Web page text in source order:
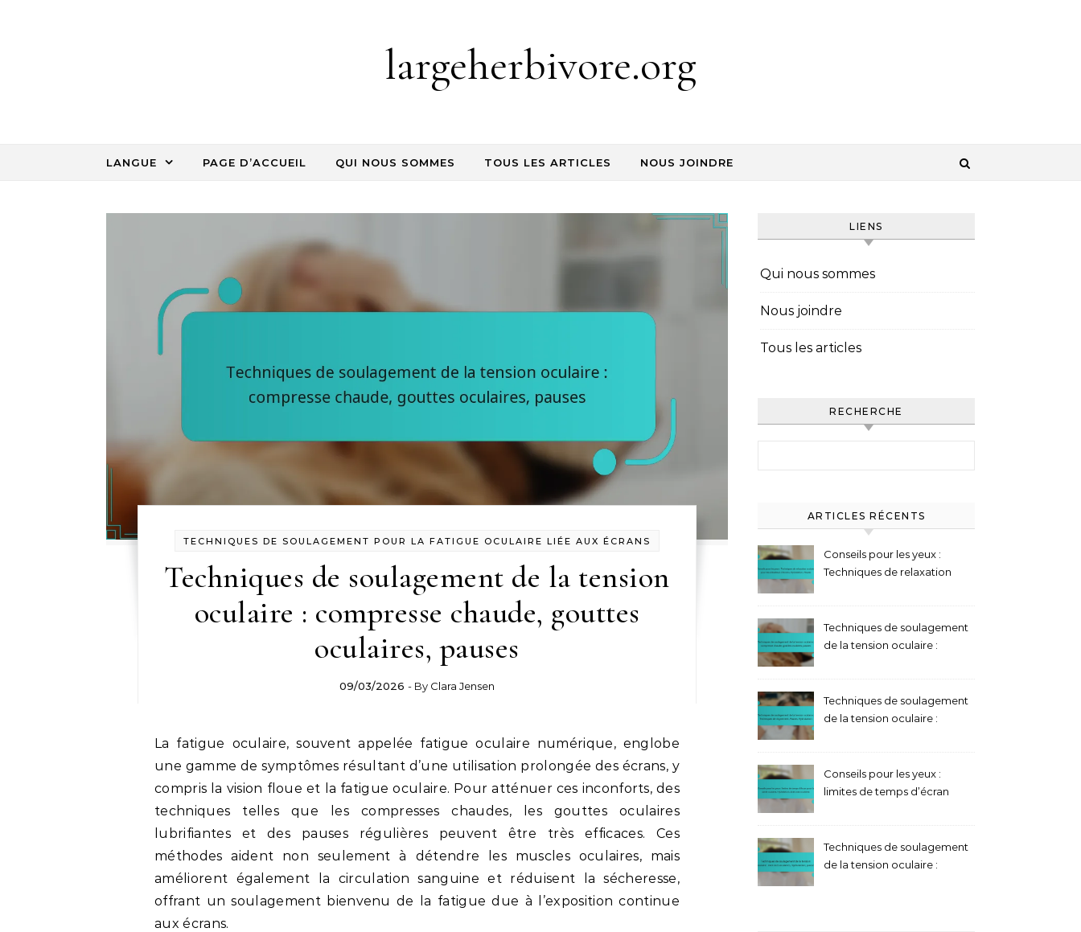
largeherbivore.org
LANGUE PAGE D’ACCUEIL QUI NOUS SOMMES TOUS LES ARTICLES NOUS JOINDRE
TECHNIQUES DE SOULAGEMENT POUR LA FATIGUE OCULAIRE LIÉE AUX ÉCRANS
Techniques de soulagement de la tension
oculaire : compresse chaude, gouttes
oculaires, pauses
09/03/2026 - By Clara Jensen
La fatigue oculaire, souvent appelée fatigue oculaire numérique, englobe
une gamme de symptômes résultant d’une utilisation prolongée des écrans, y
compris la vision floue et la fatigue oculaire. Pour atténuer ces inconforts, des
techniques telles que les compresses chaudes, les gouttes oculaires
lubrifiantes et des pauses régulières peuvent être très efficaces. Ces
méthodes aident non seulement à détendre les muscles oculaires, mais
améliorent également la circulation sanguine et réduisent la sécheresse,
offrant un soulagement bienvenu de la fatigue due à l’exposition continue
aux écrans.
LIENS
Qui nous sommes
Nous joindre
Tous les articles
RECHERCHE
ARTICLES RÉCENTS
Conseils pour les yeux :
Techniques de relaxation
Pauses
Techniques de soulagement
de la tension oculaire :
Techniques de soulagement
de la tension oculaire :
Conseils pour les yeux :
limites de temps d’écran
oculaires
Techniques de soulagement
de la tension oculaire :